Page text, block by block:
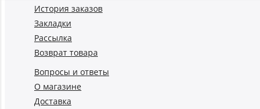
История заказов
Закладки
Рассылка
Возврат товара
Вопросы и ответы
О магазине
Доставка